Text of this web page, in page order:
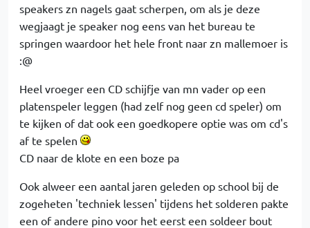
speakers zn nagels gaat scherpen, om als je deze
wegjaagt je speaker nog eens van het bureau te
springen waardoor het hele front naar zn mallemoer is
:@
Heel vroeger een CD schijfje van mn vader op een
platenspeler leggen (had zelf nog geen cd speler) om
te kijken of dat ook een goedkopere optie was om cd's
af te spelen
CD naar de klote en een boze pa
Ook alweer een aantal jaren geleden op school bij de
zogeheten 'techniek lessen' tijdens het solderen pakte
een of andere pino voor het eerst een soldeer bout